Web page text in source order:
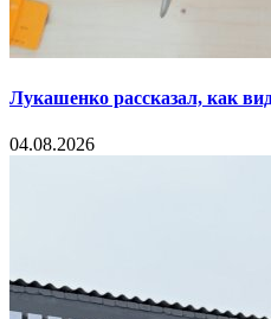
Лукашенко рассказал, как
04.08.2026